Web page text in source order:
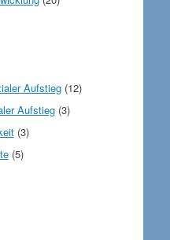
Aufstieg(12)
Aufstieg(3)
(3)
(5)